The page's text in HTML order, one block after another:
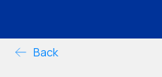
Back